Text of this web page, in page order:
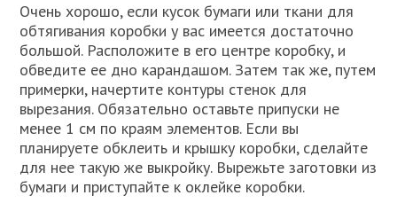
Очень хорошо, если кусок бумаги или ткани для
обтягивания коробки у вас имеется достаточно
большой. Расположите в его центре коробку, и
обведите ее дно карандашом. Затем так же, путем
примерки, начертите контуры стенок для
вырезания. Обязательно оставьте припуски не
менее 1 см по краям элементов. Если вы
планируете обклеить и крышку коробки, сделайте
для нее такую же выкройку. Вырежьте заготовки из
бумаги и приступайте к оклейке коробки.